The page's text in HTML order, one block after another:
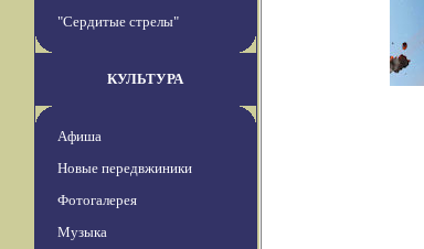
"Сердитые стрелы"
КУЛЬТУРА
Афиша
Новые передвжиники
Фотогалерея
Музыка